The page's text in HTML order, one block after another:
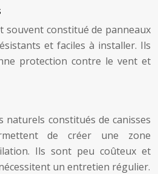
souvent constitué de panneaux
et faciles à installer. Ils
protection contre le vent et
naturels constitués de canisses
de créer une zone
Ils sont peu coûteux et
un entretien régulier.